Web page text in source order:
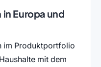
Europa und
im Produktportfolio
mit dem